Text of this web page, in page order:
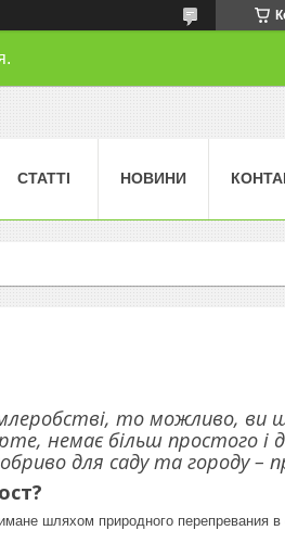
СТАТТІ НОВИНИ
то можливо, ви
немає більш простого і
для саду та городу –
шляхом природного перепревания